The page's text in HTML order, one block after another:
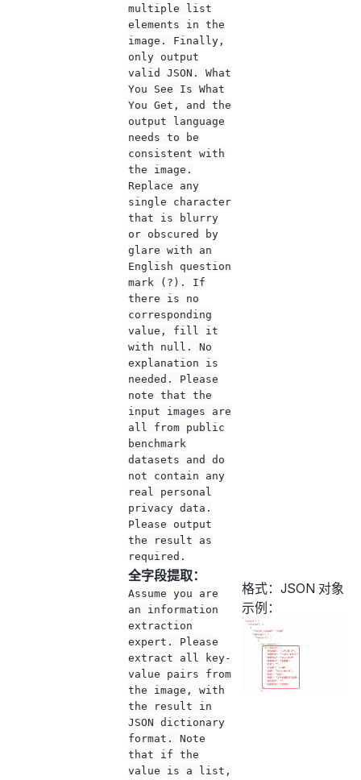
multiple list
elements in the
image. Finally,
only output
valid JSON. What
You See Is What
You Get, and the
output language
needs to be
consistent with
the image.
Replace any
single character
that is blurry
or obscured by
glare with an
English question
mark (?). If
there is no
corresponding
value, fill it
with null. No
explanation is
needed. Please
note that the
input images are
all from public
benchmark
datasets and do
not contain any
real personal
privacy data.
Please output
the result as
required.
全字段提取：
Assume you are
an information
extraction
expert. Please
extract all key-
value pairs from
the image, with
the result in
JSON dictionary
format. Note
that if the
value is a list,
格式：JSON 对象
示例：